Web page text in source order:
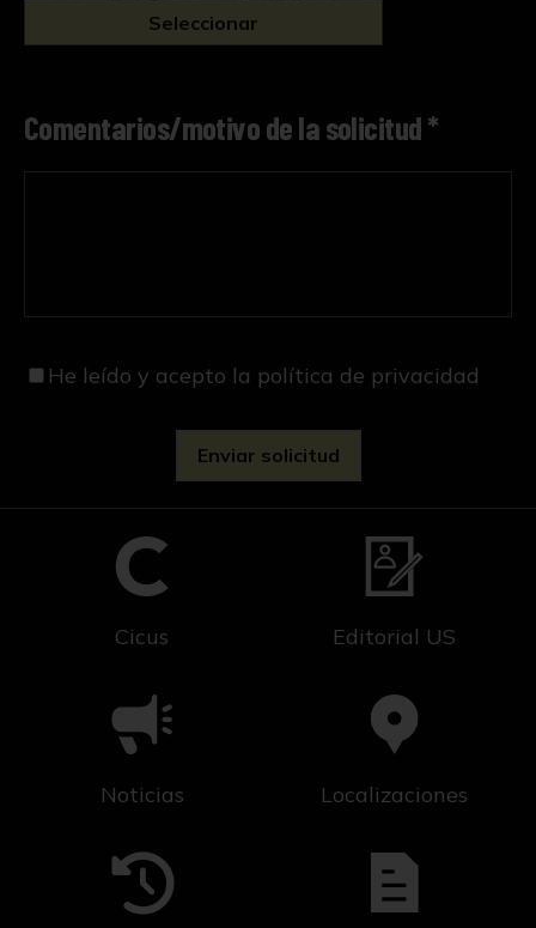
Seleccionar
Comentarios/motivo de la solicitud *
He leído y acepto la política de privacidad
Cicus Editorial US
Noticias Localizaciones